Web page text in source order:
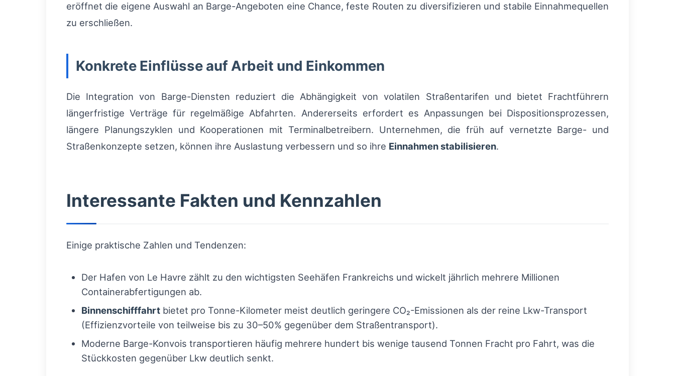
eröffnet die eigene Auswahl an Barge-Angeboten eine Chance, feste Routen zu diversifizieren und stabile Einnahmequellen
zu erschließen.
Konkrete Einflüsse auf Arbeit und Einkommen
Die Integration von Barge-Diensten reduziert die Abhängigkeit von volatilen Straßentarifen und bietet Frachtführern
längerfristige Verträge für regelmäßige Abfahrten. Andererseits erfordert es Anpassungen bei Dispositionsprozessen,
längere Planungszyklen und Kooperationen mit Terminalbetreibern. Unternehmen, die früh auf vernetzte Barge- und
Straßenkonzepte setzen, können ihre Auslastung verbessern und so ihre Einnahmen stabilisieren.
Interessante Fakten und Kennzahlen
Einige praktische Zahlen und Tendenzen:
Der Hafen von Le Havre zählt zu den wichtigsten Seehäfen Frankreichs und wickelt jährlich mehrere Millionen
Containerabfertigungen ab.
Binnenschifffahrt bietet pro Tonne-Kilometer meist deutlich geringere CO₂-Emissionen als der reine Lkw-Transport
(Effizienzvorteile von teilweise bis zu 30–50% gegenüber dem Straßentransport).
Moderne Barge-Konvois transportieren häufig mehrere hundert bis wenige tausend Tonnen Fracht pro Fahrt, was die
Stückkosten gegenüber Lkw deutlich senkt.